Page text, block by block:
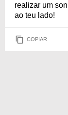
realizar um
ao teu lado!
COPIAR